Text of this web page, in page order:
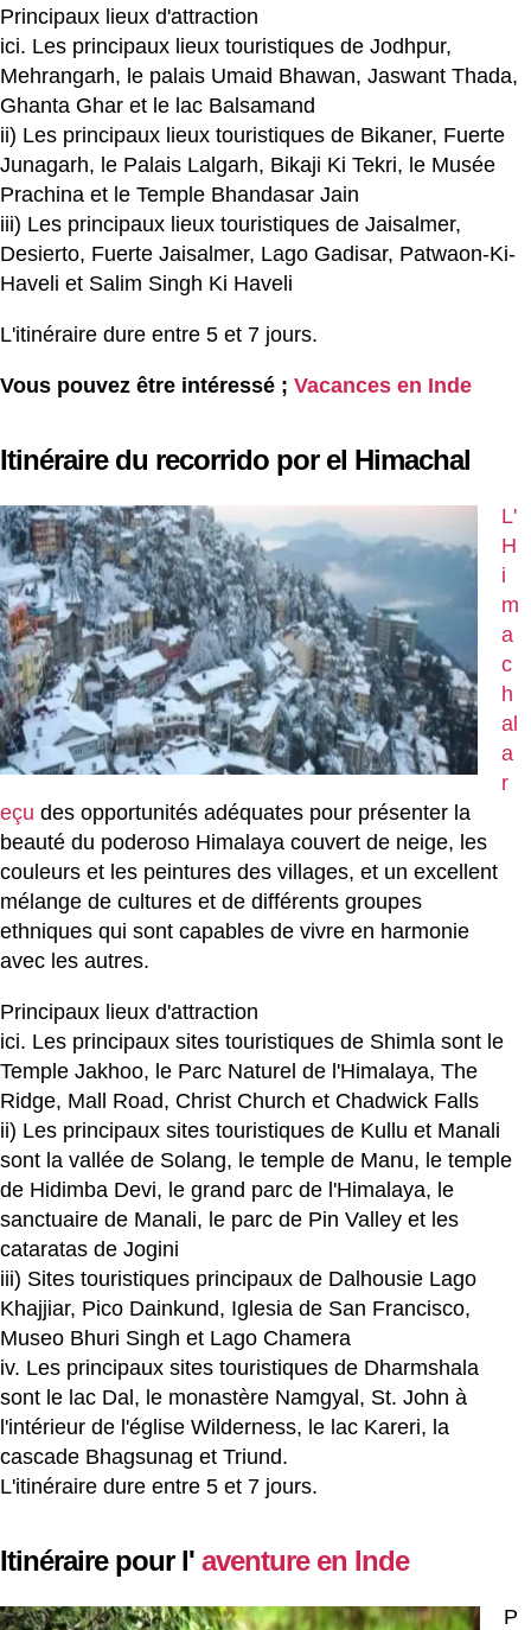
Principaux lieux d'attraction
ici. Les principaux lieux touristiques de Jodhpur,
Mehrangarh, le palais Umaid Bhawan, Jaswant Thada,
Ghanta Ghar et le lac Balsamand
ii) Les principaux lieux touristiques de Bikaner, Fuerte
Junagarh, le Palais Lalgarh, Bikaji Ki Tekri, le Musée
Prachina et le Temple Bhandasar Jain
iii) Les principaux lieux touristiques de Jaisalmer,
Desierto, Fuerte Jaisalmer, Lago Gadisar, Patwaon-Ki-
Haveli et Salim Singh Ki Haveli
L'itinéraire dure entre 5 et 7 jours.
Vous pouvez être intéressé ; Vacances en Inde
Itinéraire du recorrido por el Himachal
L'
H
i
m
a
c
h
al
a
r
eçu des opportunités adéquates pour présenter la
beauté du poderoso Himalaya couvert de neige, les
couleurs et les peintures des villages, et un excellent
mélange de cultures et de différents groupes
ethniques qui sont capables de vivre en harmonie
avec les autres.
Principaux lieux d'attraction
ici. Les principaux sites touristiques de Shimla sont le
Temple Jakhoo, le Parc Naturel de l'Himalaya, The
Ridge, Mall Road, Christ Church et Chadwick Falls
ii) Les principaux sites touristiques de Kullu et Manali
sont la vallée de Solang, le temple de Manu, le temple
de Hidimba Devi, le grand parc de l'Himalaya, le
sanctuaire de Manali, le parc de Pin Valley et les
cataratas de Jogini
iii) Sites touristiques principaux de Dalhousie Lago
Khajjiar, Pico Dainkund, Iglesia de San Francisco,
Museo Bhuri Singh et Lago Chamera
iv. Les principaux sites touristiques de Dharmshala
sont le lac Dal, le monastère Namgyal, St. John à
l'intérieur de l'église Wilderness, le lac Kareri, la
cascade Bhagsunag et Triund.
L'itinéraire dure entre 5 et 7 jours.
Itinéraire pour l'aventure en Inde
P